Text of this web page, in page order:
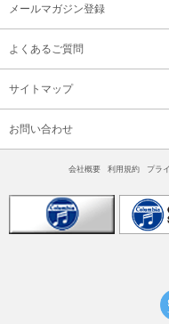
メールマガジン登録
よくあるご質問
サイトマップ
お問い合わせ
会社概要 利用規約 プラ